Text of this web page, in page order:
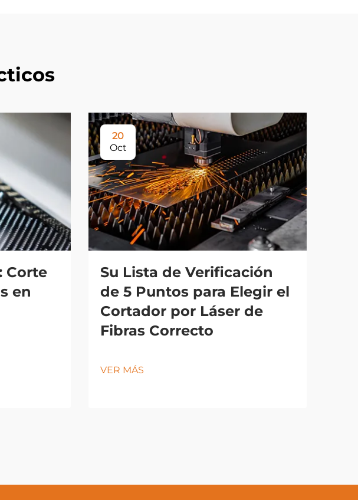
Corte
en
20
Oct
Su Lista de Verificación
de 5 Puntos para Elegir el
Cortador por Láser de
Fibras Correcto
VER MÁS